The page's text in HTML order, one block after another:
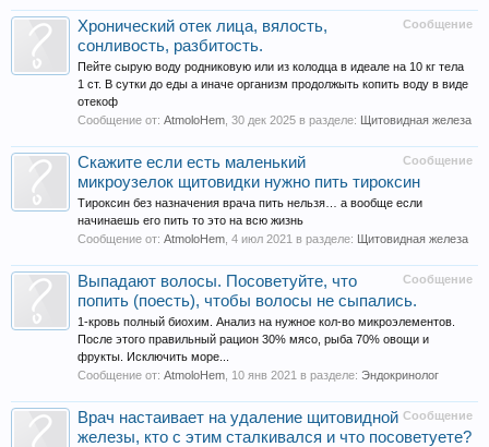
Сообщение
Хронический отек лица, вялость,
сонливость, разбитость.
Пейте сырую воду родниковую или из колодца в идеале на 10 кг тела
1 ст. В сутки до еды а иначе организм продолжыть копить воду в виде
отекоф
Сообщение от: AtmoloHem 30 дек 2025 в разделе: Щитовидная железа
Сообщение
Скажите если есть маленький
микроузелок щитовидки нужно пить тироксин
Тироксин без назначения врача пить нельзя… а вообще если
начинаешь его пить то это на всю жизнь
Сообщение от: AtmoloHem 4 июл 2021 в разделе: Щитовидная железа
Сообщение
Выпадают волосы. Посоветуйте, что
попить (поесть), чтобы волосы не сыпались.
1-кровь полный биохим. Анализ на нужное кол-во микроэлементов.
После этого правильный рацион 30% мясо, рыба 70% овощи и
фрукты. Исключить море...
Сообщение от: AtmoloHem 10 янв 2021 в разделе: Эндокринолог
Сообщение
Врач настаивает на удаление щитовидной
железы, кто с этим сталкивался и что посоветуете?